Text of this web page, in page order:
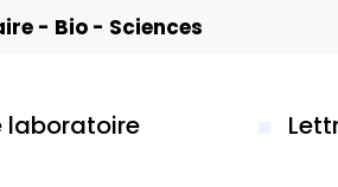
- Bio - Sciences
laboratoire